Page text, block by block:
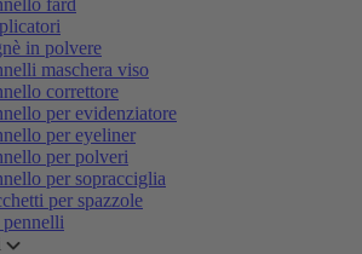
fard
in polvere
maschera viso
correttore
per evidenziatore
per eyeliner
per polveri
per sopracciglia
per spazzole
pennelli